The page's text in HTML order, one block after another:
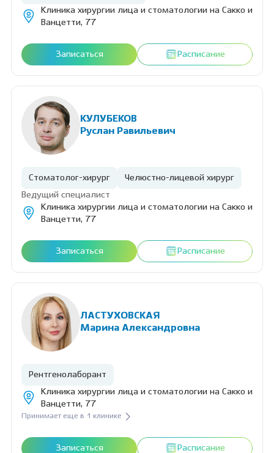
Клиника хирургии лица и стоматологии на Сакко и
Ванцетти, 77
Записаться Расписание
КУЛУБЕКОВ
Руслан Равильевич
Стоматолог-хирург
Челюстно-лицевой хирург
Ведущий специалист
Клиника хирургии лица и стоматологии на Сакко и
Ванцетти, 77
Записаться Расписание
ЛАСТУХОВСКАЯ
Марина Александровна
Рентгенолаборант
Клиника хирургии лица и стоматологии на Сакко и
Ванцетти, 77
Принимает еще в 1 клинике
Записаться Расписание